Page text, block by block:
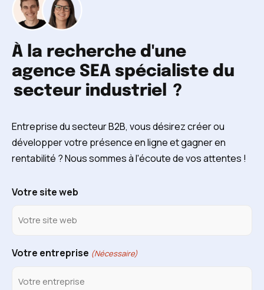
À la recherche d'une
agence SEA spécialiste du
secteur industriel ?
Entreprise du secteur B2B, vous désirez créer ou
développer votre présence en ligne et gagner en
rentabilité ? Nous sommes à l'écoute de vos attentes !
Votre site web
Votre entreprise (Nécessaire)